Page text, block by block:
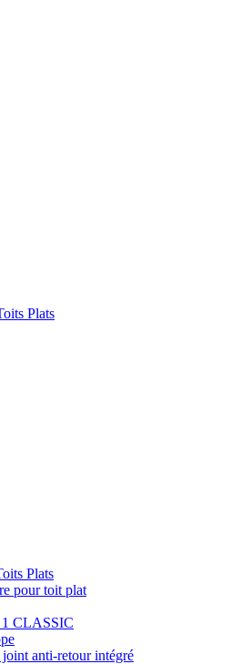
Plats
Plats
pour toit plat
1 CLASSIC
anti-retour intégré